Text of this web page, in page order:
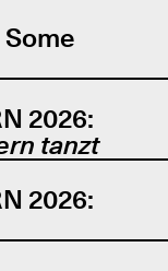
2026:
tanzt
2026: